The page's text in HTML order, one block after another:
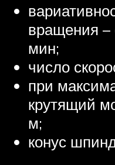
вращения –
мин;
число
при
крутящий
м;
конус